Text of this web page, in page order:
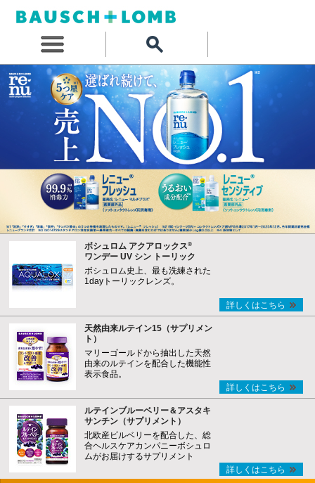
ボシュロム アクアロックス®
ワンデー UV シン トーリック
ボシュロム史上、最も洗練された
1dayトーリックレンズ。
詳しくはこちら
天然由来ルテイン15（サプリメン
ト）
マリーゴールドから抽出した天然
由来のルテインを配合した機能性
表示食品。
詳しくはこちら
ルテインブルーベリー＆アスタキ
サンチン（サプリメント）
北欧産ビルベリーを配合した、総
合ヘルスケアカンパニーボシュロ
ムがお届けするサプリメント
詳しくはこちら